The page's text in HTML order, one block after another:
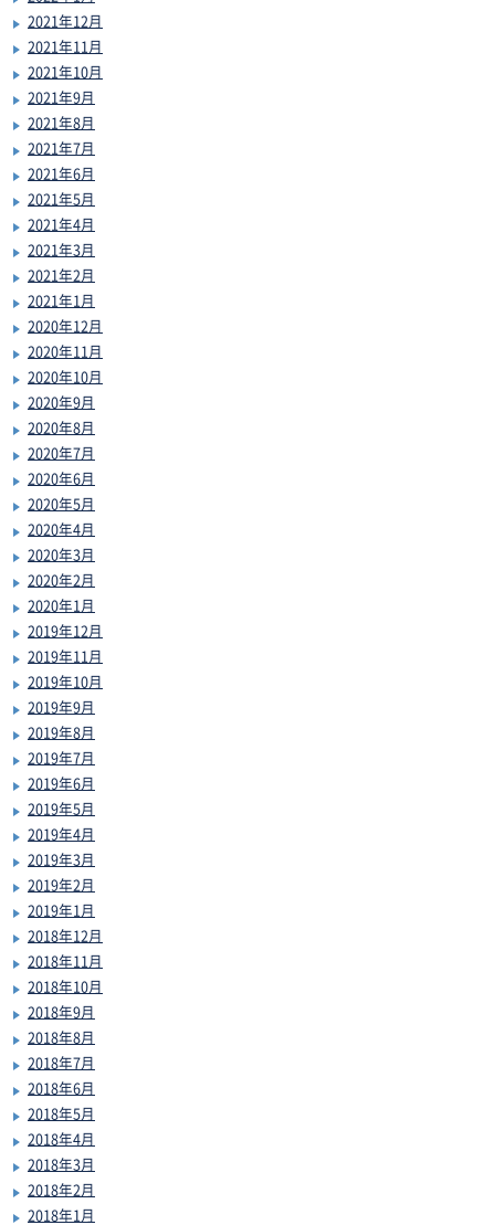
2021年12月
2021年11月
2021年10月
2021年9月
2021年8月
2021年7月
2021年6月
2021年5月
2021年4月
2021年3月
2021年2月
2021年1月
2020年12月
2020年11月
2020年10月
2020年9月
2020年8月
2020年7月
2020年6月
2020年5月
2020年4月
2020年3月
2020年2月
2020年1月
2019年12月
2019年11月
2019年10月
2019年9月
2019年8月
2019年7月
2019年6月
2019年5月
2019年4月
2019年3月
2019年2月
2019年1月
2018年12月
2018年11月
2018年10月
2018年9月
2018年8月
2018年7月
2018年6月
2018年5月
2018年4月
2018年3月
2018年2月
2018年1月